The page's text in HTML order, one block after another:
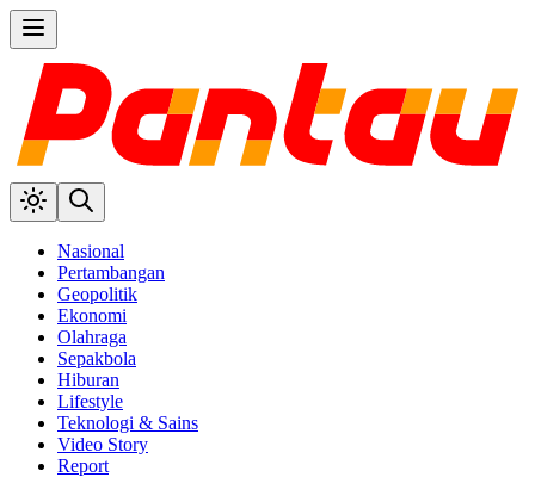
Nasional
Pertambangan
Geopolitik
Ekonomi
Olahraga
Sepakbola
Hiburan
Lifestyle
Teknologi & Sains
Video Story
Report